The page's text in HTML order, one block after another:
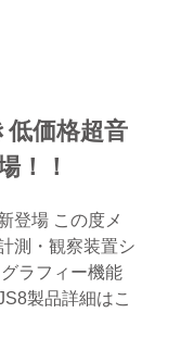
価格超音
！！
登場 この度メ
測・観察装置シ
ラフィー機能
製品詳細はこ